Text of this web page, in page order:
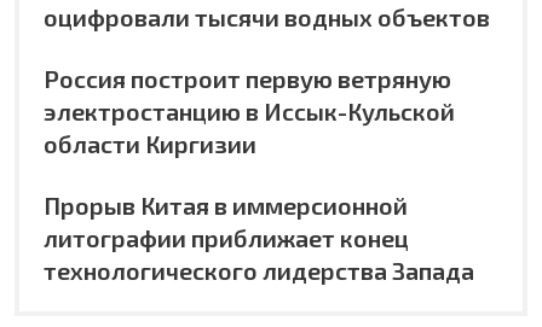
оцифровали тысячи водных объектов
Россия построит первую ветряную
электростанцию в Иссык-Кульской
области Киргизии
Прорыв Китая в иммерсионной
литографии приближает конец
технологического лидерства Запада